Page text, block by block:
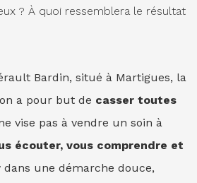
? À quoi ressemblera le résultat
Bardin, situé à Martigues, la
a pour but de casser toutes
vise pas à vendre un soin à
écouter, vous comprendre et
dans une démarche douce,